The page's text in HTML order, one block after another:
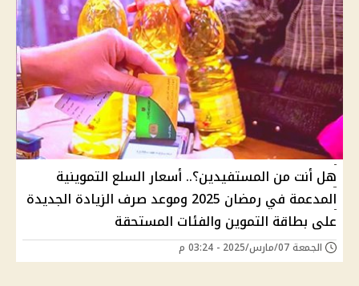
هل أنت من المستفيدين؟.. أسعار السلع التموينية
المدعمة في رمضان 2025 وموعد صرف الزيادة الجديدة
على بطاقة التموين والفئات المستحقة
الجمعة 07/مارس/2025 - 03:24 م